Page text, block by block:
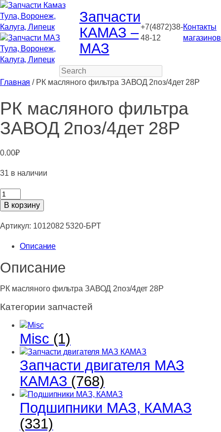
Запчасти
КАМАЗ –
МАЗ
+7(4872)38-
48-12
Контакты
магазинов
Search
Главная / РК масляного фильтра ЗАВОД 2поз/4дет 28Р
РК масляного фильтра
ЗАВОД 2поз/4дет 28Р
0.00₽
31 в наличии
Количество
товара
масляного
ЗАВОД
28Р
В корзину
Артикул: 1012082 5320-БРТ
Описание
Описание
РК масляного фильтра ЗАВОД 2поз/4дет 28Р
Категории запчастей
Misc (1)
Запчасти двигателя МАЗ
КАМАЗ (768)
Подшипники МАЗ, КАМАЗ
(331)